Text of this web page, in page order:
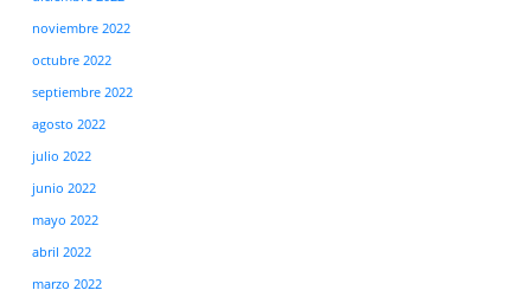
noviembre 2022
octubre 2022
septiembre 2022
agosto 2022
julio 2022
junio 2022
mayo 2022
abril 2022
marzo 2022